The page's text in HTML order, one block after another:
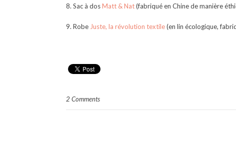
8. Sac à dosMatt & Nat(fabriqué en Chine de manière
9. Robe Juste, la révolution textile(en lin écologique,
2 Comments